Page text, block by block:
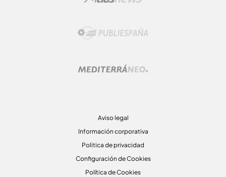
Aviso legal
Información corporativa
Politica de privacidad
Configuración de Cookies
Política de Cookies